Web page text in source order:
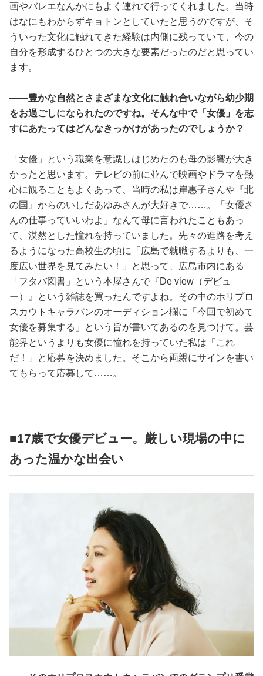
画やバレエなんかにもよく連れて行ってくれました。当時
はなにもわからずキョトンとしていたと思うのですが、そ
ういった文化に触れてきた経験は内側に残っていて、今の
自分を形成するひとつの大きな要素だったのだと思ってい
ます。
――豊かな自然とさまざまな文化に触れ合いながら幼少期
をお過ごしになられたのですね。そんな中で「女優」を志
すにあたってはどんなきっかけがあったのでしょうか？
「女優」という職業を意識しはじめたのも母の影響が大き
かったと思います。テレビの前に並んで映画やドラマを熱
心に観ることもよくあって、当時の私は岸惠子さんや『北
の国』からのいしだあゆみさんが大好きで……。「女優さ
んの仕事っていいわよ」なんて母に言われたこともあっ
て、漠然とした憧れを持っていました。先々の進路を考え
るようになった高校生の頃に「広島で就職するよりも、一
度広い世界を見てみたい！」と思って、広島市内にある
「フタバ図書」という本屋さんで『De view（デビュ
ー）』という雑誌を買ったんですよね。その中のホリプロ
スカウトキャラバンのオーディション欄に「今回で初めて
女優を募集する」という旨が書いてあるのを見つけて。芸
能界というよりも女優に憧れを持っていた私は「これ
だ！」と応募を決めました。そこから両親にサインを書い
てもらって応募して……。
■17歳で女優デビュー。厳しい現場の中に
あった温かな出会い